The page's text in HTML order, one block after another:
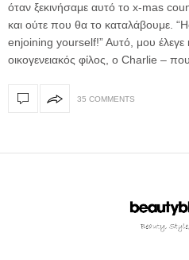
όταν ξεκινήσαμε αυτό το x-mas
και ούτε που θα το καταλάβουμε.
enjoining yourself!” Aυτό, μου
οικογενειακός φίλος, o Charlie – που
35 COMMENTS